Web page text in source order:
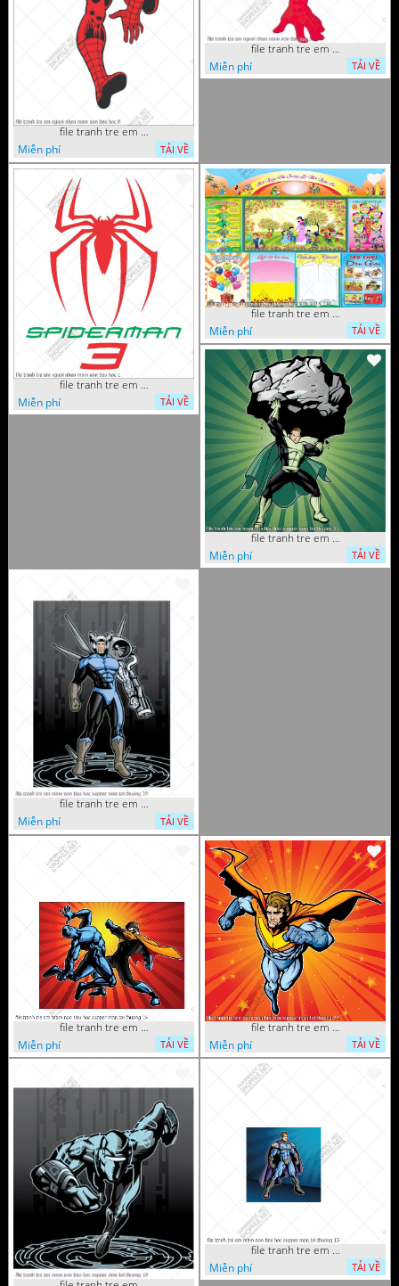
file tranh tre em nguoi nhen mam non tieu hoc 8
Miễn phí
TẢI VỀ
file tranh tre em nguoi nhen mam non tieu hoc 5
Miễn phí
TẢI VỀ
file tranh tre em nguoi nhen mam non tieu hoc 1
Miễn phí
TẢI VỀ
file tranh tre em mam non tieu hoc va hoc sinh 300 x 230
Miễn phí
TẢI VỀ
file tranh tre em mam non tieu hoc supper man toi thuong 35
Miễn phí
TẢI VỀ
file tranh tre em mam non tieu hoc supper man toi thuong 29
Miễn phí
TẢI VỀ
file tranh tre em mam non tieu hoc supper man toi thuong 26
Miễn phí
TẢI VỀ
file tranh tre em mam non tieu hoc supper man toi thuong 22
Miễn phí
TẢI VỀ
file tranh tre em mam non tieu hoc supper man toi thuong 15
Miễn phí
TẢI VỀ